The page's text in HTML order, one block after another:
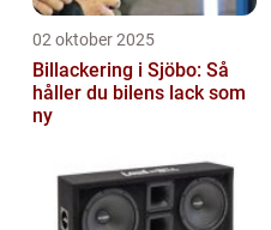
02 oktober 2025
Billackering i Sjöbo: Så
håller du bilens lack som
ny